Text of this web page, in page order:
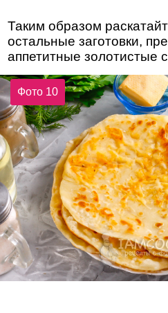
Таким образом
остальные заготовки,
аппетитные золотистые
Фото 10